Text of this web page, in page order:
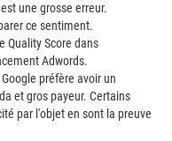
une grosse erreur.
ce sentiment.
Quality Score dans
Adwords.
préfère avoir un
et gros payeur. Certains
par l'objet en sont la preuve